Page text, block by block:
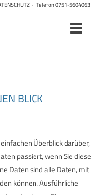
· Telefon 0751-5604063
BLICK
Überblick darüber,
passiert, wenn Sie diese
Daten sind alle Daten, mit
können. Ausführliche